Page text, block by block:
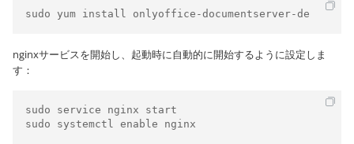
sudo yum install onlyoffice-documentserver-de
nginxサービスを開始し、起動時に自動的に開始するように設定しま
す：
sudo service nginx start
sudo systemctl enable nginx